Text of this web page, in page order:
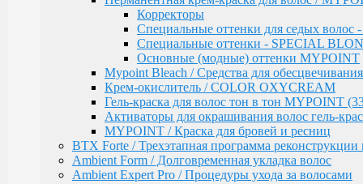
AMBIENT Revival / Для восстановления
AMBIENT Anti Yellow / Для нейтрализации желтых
AMBIENT Express / Для экспресс-ухода и
AMBIENT Colorfix / Для окрашенных волос
AMBIENT SERVICE / Технический ассортимент
MYBLOND / Средства ухода для светлых волос
MYCARE REPAIR / Для поврежденных волос
MYCARE MOISTURE / Для сухих и вьющихся
MYCARE VOLUME / Для тонких волос
MYPOINT COLOR CARE / Для светлых волос
Mycare COLOR / Для окрашенных волос
MYWAVES / Перманентная завивка для волос
Корректоры
Специальные оттенки для седых волос
Специальные оттенки - SPECIAL
Основные (модные) оттенки MYPOINT
Mypoint Bleach / Средства для
Крем-окислитель / COLOR OXYCREAM
Гель-краска для волос тон в тон MYPOINT
Активаторы для окрашивания волос гель-
MYPOINT / Краска для бровей и ресниц
BTX Forte / Трехэтапная программа реконструкции
Ambient Form / Долговременная укладка волос
Ambient Expert Pro / Процедуры ухода за волосами